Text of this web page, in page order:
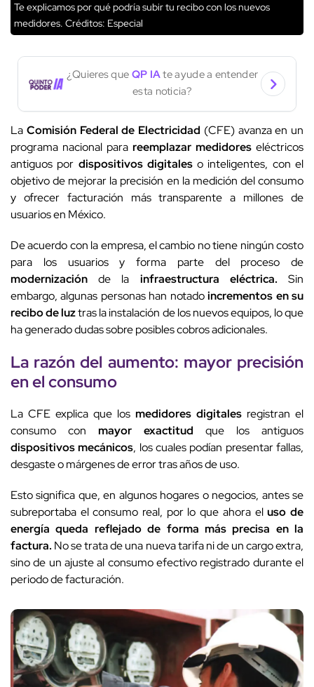
Te explicamos por qué podría subir tu recibo con los nuevos
medidores. Créditos: Especial
¿Quieres que QP IAte ayude a entender
esta noticia?
La Comisión Federal de Electricidad (CFE) avanza en un
programa nacional para reemplazar medidores eléctricos
antiguos por dispositivos digitaleso inteligentes, con el
objetivo de mejorar la precisión en la medición del consumo
y ofrecer facturación más transparente a millones de
usuarios en México.
De acuerdo con la empresa, el cambio no tiene ningún costo
para los usuarios y forma parte del proceso de
modernización de la infraestructura eléctrica.Sin
embargo, algunas personas han notadoincrementos en su
recibo de luztras la instalación de los nuevos equipos, lo que
ha generado dudas sobre posibles cobros adicionales.
La razón del aumento: mayor precisión
en el consumo
La CFE explica que los medidores digitales registran el
consumo con mayor exactitud que los antiguos
dispositivos mecánicos, los cuales podían presentar fallas,
desgaste o márgenes de error tras años de uso.
Esto significa que, en algunos hogares o negocios, antes se
subreportaba el consumo real, por lo que ahora eluso de
energía queda reflejado de forma más precisa en la
factura. No se trata de una nueva tarifa ni de un cargo extra,
sino de un ajuste al consumo efectivo registrado durante el
periodo de facturación.